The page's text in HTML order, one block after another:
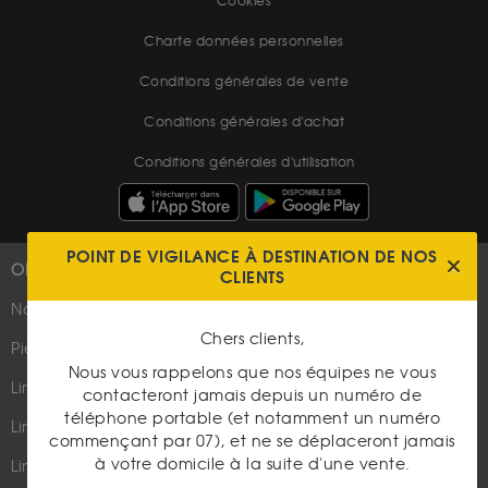
Charte données personnelles
Conditions générales de vente
Conditions générales d'achat
Conditions générales d'utilisation
OR
Nouveautés
Pièces d'or d'investissement
Lingots et lingotins
Lingot 1Kg Or
Lingot 100g Or
PLUS D'INFOS
Parutions dans les médias
POINT DE VIGILANCE À DESTINATION DE NOS
CLIENTS
Chers clients,
Nous vous rappelons que nos équipes ne vous
contacteront jamais depuis un numéro de
téléphone portable (et notamment un numéro
commençant par 07), et ne se déplaceront jamais
à votre domicile à la suite d'une vente.